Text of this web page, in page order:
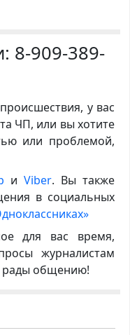
8-909-389-
у вас
ЧП, или вы хотите
или проблемой,
иViber. Вы также
в социальных
для вас время,
журналистам
рады общению!